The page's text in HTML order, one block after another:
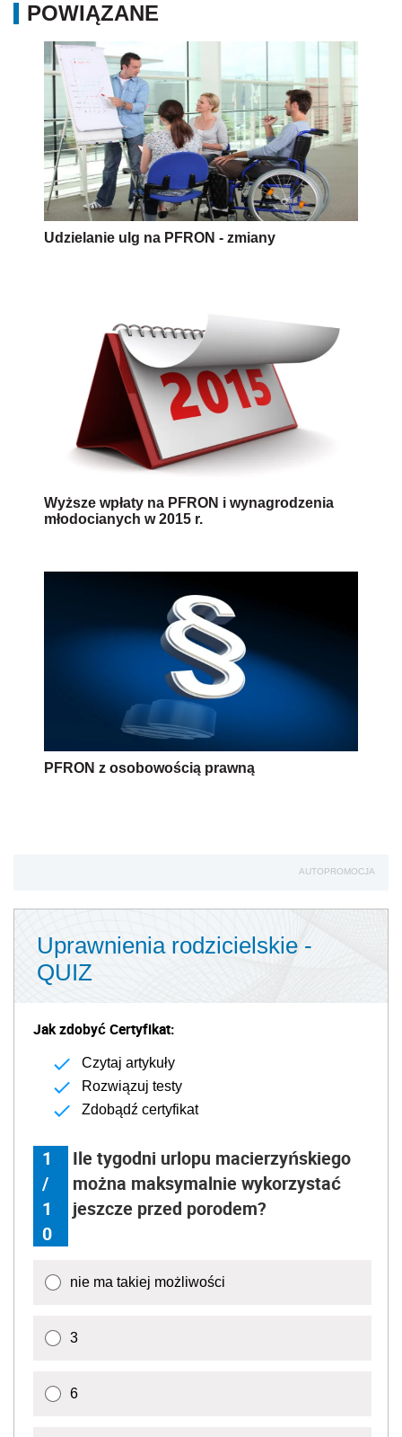
POWIĄZANE
Udzielanie ulg na PFRON - zmiany
Wyższe wpłaty na PFRON i wynagrodzenia
młodocianych w 2015 r.
PFRON z osobowością prawną
AUTOPROMOCJA
Uprawnienia rodzicielskie -
QUIZ
Jak zdobyć Certyfikat:
Czytaj artykuły
Rozwiązuj testy
Zdobądź certyfikat
1
/
1
0
Ile tygodni urlopu macierzyńskiego
można maksymalnie wykorzystać
jeszcze przed porodem?
nie ma takiej możliwości
3
6